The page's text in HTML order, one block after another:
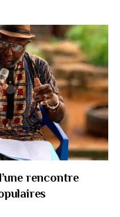
rencontre